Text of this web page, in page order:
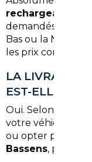
rechargeables
demandés en
Bas ou la
les prix compétitifs.
LA LIVRAISON
EST-ELLE
Oui. Selon
votre véhicule
ou opter pour une
Bassens, pour